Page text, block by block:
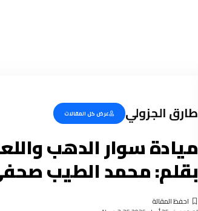
طارق الجزولي عرض كل المقالات
ميادة سوار الدهب
بقلم: محمد الطيب